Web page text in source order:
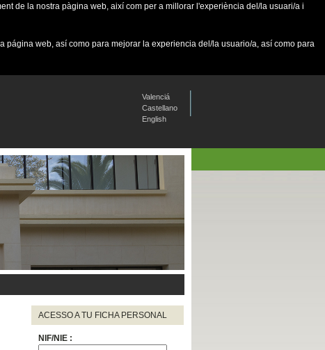
de la nostra pàgina web, així com per a millorar l'experiència del/la usuari/a i
web, así como para mejorar la experiencia del/la usuario/a, así como para
Valenciá
Castellano
English
ACESSO A TU FICHA PERSONAL
NIF/NIE :